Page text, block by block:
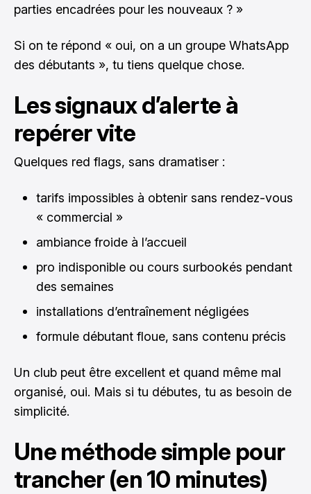
parties encadrées pour les nouveaux ? »
Si on te répond « oui, on a un groupe WhatsApp
des débutants », tu tiens quelque chose.
Les signaux d’alerte à
repérer vite
Quelques red flags, sans dramatiser :
tarifs impossibles à obtenir sans rendez-vous
« commercial »
ambiance froide à l’accueil
pro indisponible ou cours surbookés pendant
des semaines
installations d’entraînement négligées
formule débutant floue, sans contenu précis
Un club peut être excellent et quand même mal
organisé, oui. Mais si tu débutes, tu as besoin de
simplicité.
Une méthode simple pour
trancher (en 10 minutes)